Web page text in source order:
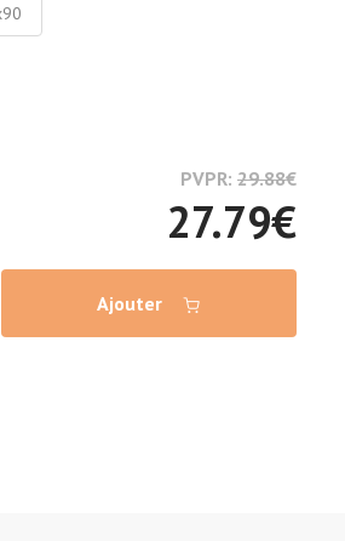
PVPR: 29.88€
27.79€
Ajouter